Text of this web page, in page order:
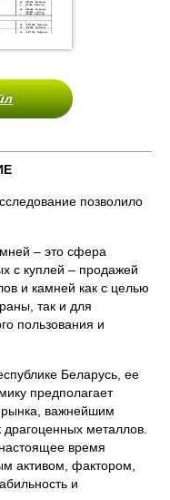
позволило
– это сфера
с куплей – продажей
и камней как с целью
так и для
пользования и
Беларусь, ее
предполагает
рынка, важнейшим
металлов.
время
активом, фактором,
и